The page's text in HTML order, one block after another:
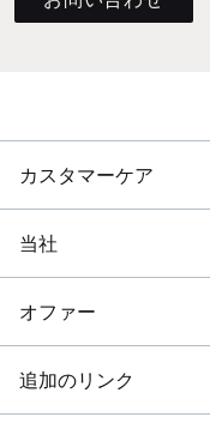
カスタマーケア
当社
オファー
追加のリンク